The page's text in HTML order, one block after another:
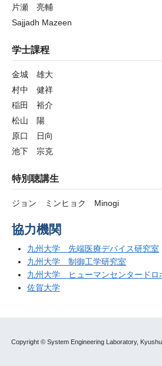
片瀬 亮輔
Sajjadh Mazeen
学士課程
金城 雄大
村中 健祥
稲田 裕介
松山 陽
原口 日向
池下 宗克
特別聴講生
ジョン ミンヒョク Minogi
協力機関
九州大学 先端医療デバイス研究室
九州大学 制御工学研究室
九州大学 ヒューマンセンタードロ
佐賀大学
Copyright © System Engineering Laboratory,